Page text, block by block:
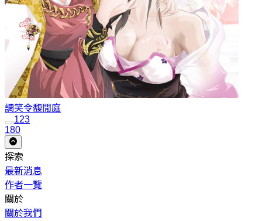
調笑令馥閒庭
123
180
探索
最新消息
作者一覽
關於
關於我們